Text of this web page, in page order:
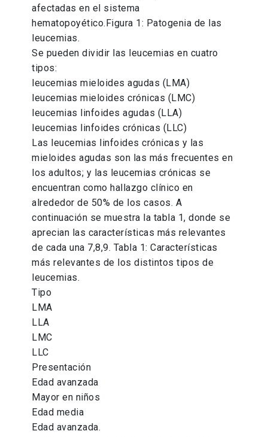
afectadas en el sistema
hematopoyético.Figura 1: Patogenia de las
leucemias.
Se pueden dividir las leucemias en cuatro
tipos:
leucemias mieloides agudas (LMA)
leucemias mieloides crónicas (LMC)
leucemias linfoides agudas (LLA)
leucemias linfoides crónicas (LLC)
Las leucemias linfoides crónicas y las
mieloides agudas son las más frecuentes en
los adultos; y las leucemias crónicas se
encuentran como hallazgo clínico en
alrededor de 50% de los casos. A
continuación se muestra la tabla 1, donde se
aprecian las características más relevantes
de cada una 7,8,9. Tabla 1: Características
más relevantes de los distintos tipos de
leucemias.
Tipo
LMA
LLA
LMC
LLC
Presentación
Edad avanzada
Mayor en niños
Edad media
Edad avanzada.